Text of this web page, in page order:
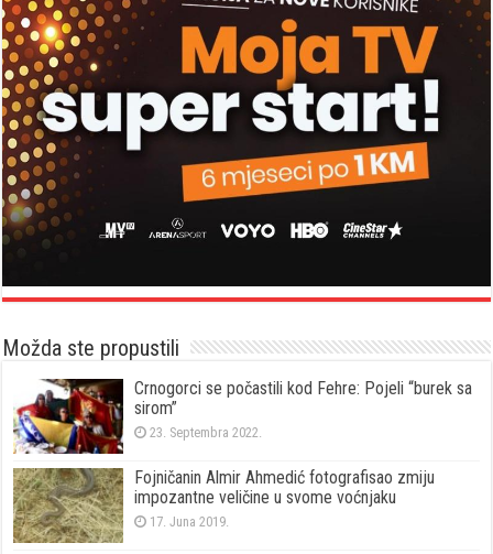
Možda ste propustili
Crnogorci se počastili kod Fehre: Pojeli “burek sa
sirom”
23. Septembra 2022.
Fojničanin Almir Ahmedić fotografisao zmiju
impozantne veličine u svome voćnjaku
17. Juna 2019.